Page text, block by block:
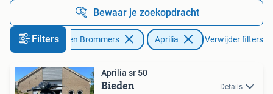
Bewaar je zoekopdracht
Filters
Fietsen en Brommers Aprilia Verwijder filters
Aprilia sr 50
Bieden Details